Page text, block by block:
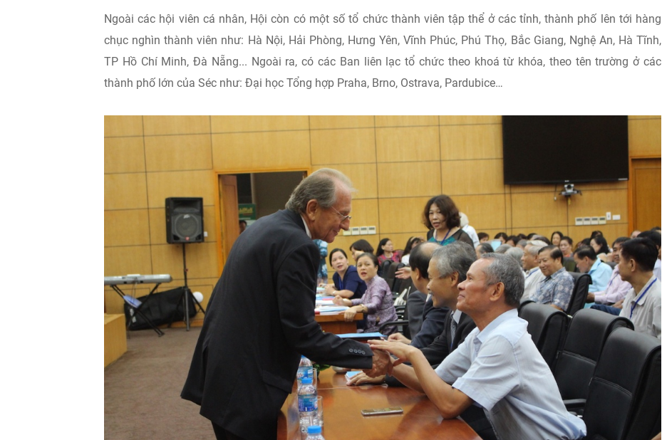
Ngoài các hội viên cá nhân, Hội còn có một số tổ chức thành viên tập thể ở các tỉnh, thành phố lên tới hàng
chục nghìn thành viên như: Hà Nội, Hải Phòng, Hưng Yên, Vĩnh Phúc, Phú Thọ, Bắc Giang, Nghệ An, Hà Tĩnh,
TP Hồ Chí Minh, Đà Nẵng... Ngoài ra, có các Ban liên lạc tổ chức theo khoá từ khóa, theo tên trường ở các
thành phố lớn của Séc như: Đại học Tổng hợp Praha, Brno, Ostrava, Pardubice…